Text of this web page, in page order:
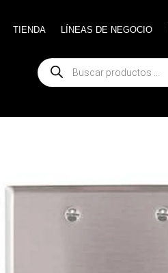
TIENDA LÍNEAS DE NEGOCIO
Búsqueda
de
productos
TIENDA LÍNEAS DE NEGOCIO
Búsqueda
de
productos